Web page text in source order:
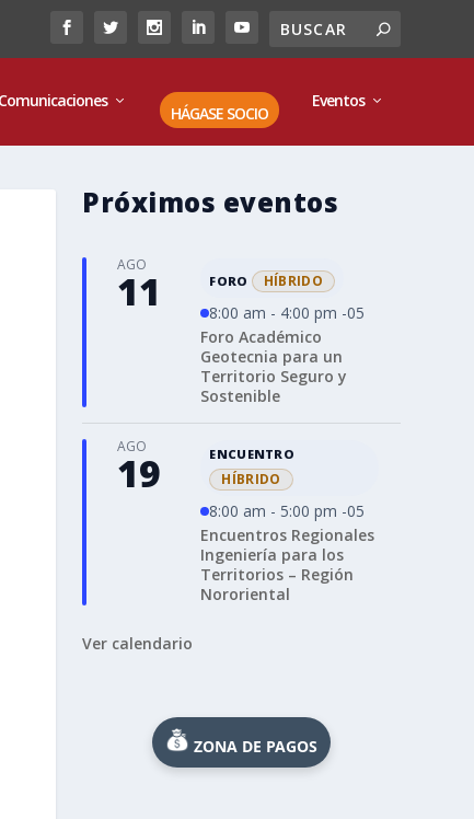
Comunicaciones
HÁGASE SOCIO
Eventos
Próximos eventos
AGO
11 FORO HÍBRIDO
8:00 am - 4:00 pm -05
Foro Académico
Geotecnia para un
Territorio Seguro y
Sostenible
AGO
19 ENCUENTRO
HÍBRIDO
8:00 am - 5:00 pm -05
Encuentros Regionales
Ingeniería para los
Territorios – Región
Nororiental
Ver calendario
ZONA DE PAGOS